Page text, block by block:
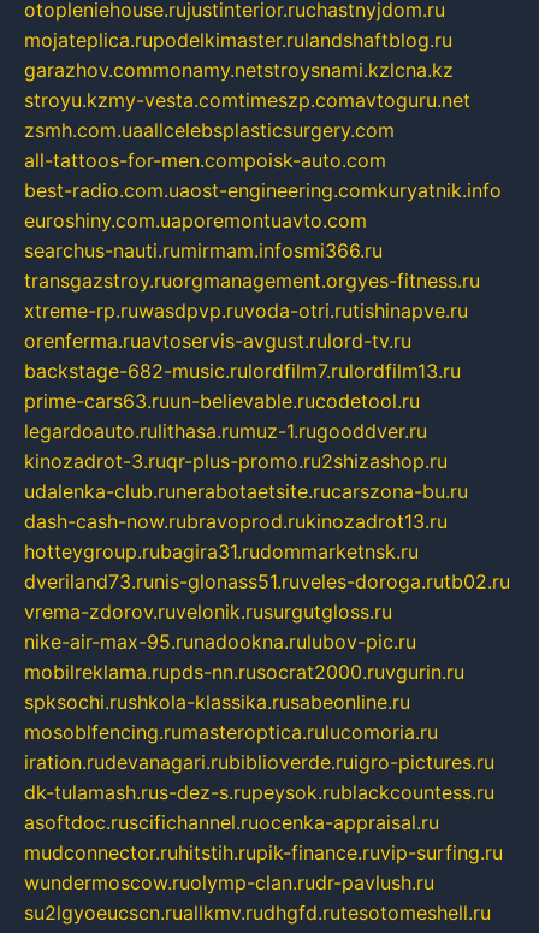
otopleniehouse.rujustinterior.ruchastnyjdom.ru
mojateplica.rupodelkimaster.rulandshaftblog.ru
garazhov.commonamy.netstroysnami.kzlcna.kz
stroyu.kzmy-vesta.comtimeszp.comavtoguru.net
zsmh.com.uaallcelebsplasticsurgery.com
all-tattoos-for-men.compoisk-auto.com
best-radio.com.uaost-engineering.comkuryatnik.info
euroshiny.com.uaporemontuavto.com
searchus-nauti.rumirmam.infosmi366.ru
transgazstroy.ruorgmanagement.orgyes-fitness.ru
xtreme-rp.ruwasdpvp.ruvoda-otri.rutishinapve.ru
orenferma.ruavtoservis-avgust.rulord-tv.ru
backstage-682-music.rulordfilm7.rulordfilm13.ru
prime-cars63.ruun-believable.rucodetool.ru
legardoauto.rulithasa.rumuz-1.rugooddver.ru
kinozadrot-3.ruqr-plus-promo.ru2shizashop.ru
udalenka-club.runerabotaetsite.rucarszona-bu.ru
dash-cash-now.rubravoprod.rukinozadrot13.ru
hotteygroup.rubagira31.rudommarketnsk.ru
dveriland73.runis-glonass51.ruveles-doroga.rutb02.ru
vrema-zdorov.ruvelonik.rusurgutgloss.ru
nike-air-max-95.runadookna.rulubov-pic.ru
mobilreklama.rupds-nn.rusocrat2000.ruvgurin.ru
spksochi.rushkola-klassika.rusabeonline.ru
mosoblfencing.rumasteroptica.rulucomoria.ru
iration.rudevanagari.rubiblioverde.ruigro-pictures.ru
dk-tulamash.rus-dez-s.rupeysok.rublackcountess.ru
asoftdoc.ruscifichannel.ruocenka-appraisal.ru
mudconnector.ruhitstih.rupik-finance.ruvip-surfing.ru
wundermoscow.ruolymp-clan.rudr-pavlush.ru
su2lgyoeucscn.ruallkmv.rudhgfd.rutesotomeshell.ru